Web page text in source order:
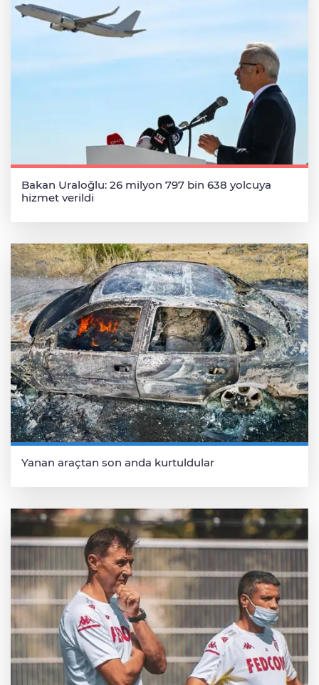
Bakan Uraloğlu: 26 milyon 797 bin 638 yolcuya
hizmet verildi
Yanan araçtan son anda kurtuldular